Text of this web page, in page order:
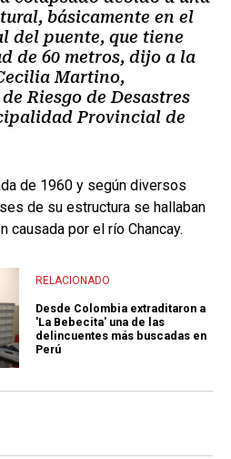
básicamente en el
del puente, que tiene
de 60 metros, dijo a la
Martino,
Riesgo de Desastres
Provincial de
de 1960 y según diversos
de su estructura se hallaban
causada por el río Chancay.
RELACIONADO
Desde Colombia extraditaron a
'La Bebecita' una de las
delincuentes más buscadas en
Perú